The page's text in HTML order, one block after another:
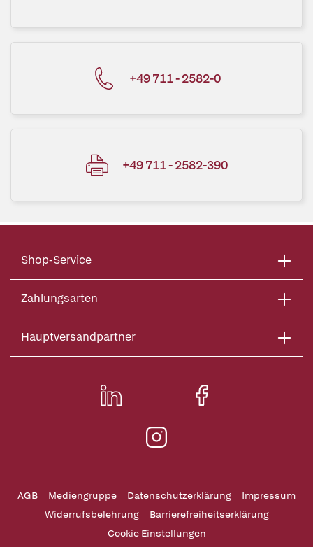
+49 711 - 2582-0
+49 711 - 2582-390
Shop-Service
Zahlungsarten
Hauptversandpartner
AGB Mediengruppe Datenschutzerklärung
Impressum
Widerrufsbelehrung
Barrierefreiheitserklärung
Cookie Einstellungen